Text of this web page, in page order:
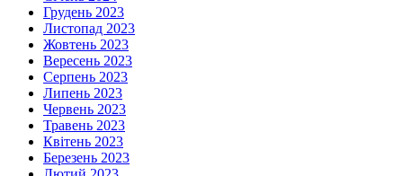
Грудень 2023
Листопад 2023
Жовтень 2023
Вересень 2023
Серпень 2023
Липень 2023
Червень 2023
Травень 2023
Квітень 2023
Березень 2023